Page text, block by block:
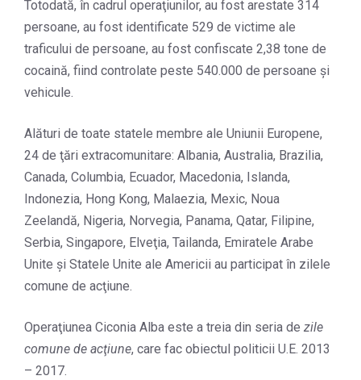
Totodată, în cadrul operaţiunilor, au fost arestate 314
persoane, au fost identificate 529 de victime ale
traficului de persoane, au fost confiscate 2,38 tone de
cocaină, fiind controlate peste 540.000 de persoane şi
vehicule.
Alături de toate statele membre ale Uniunii Europene,
24 de ţări extracomunitare: Albania, Australia, Brazilia,
Canada, Columbia, Ecuador, Macedonia, Islanda,
Indonezia, Hong Kong, Malaezia, Mexic, Noua
Zeelandă, Nigeria, Norvegia, Panama, Qatar, Filipine,
Serbia, Singapore, Elveţia, Tailanda, Emiratele Arabe
Unite şi Statele Unite ale Americii au participat în zilele
comune de acţiune.
Operaţiunea Ciconia Alba este a treia din seria de zile
comune de acţiune, care fac obiectul politicii U.E. 2013
– 2017.